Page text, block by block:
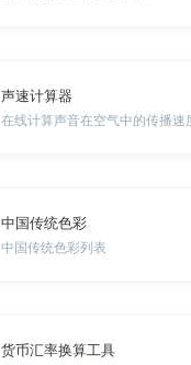
声速计算器
在线计算声音在空气中的传播速
中国传统色彩
中国传统色彩列表
货币汇率换算工具